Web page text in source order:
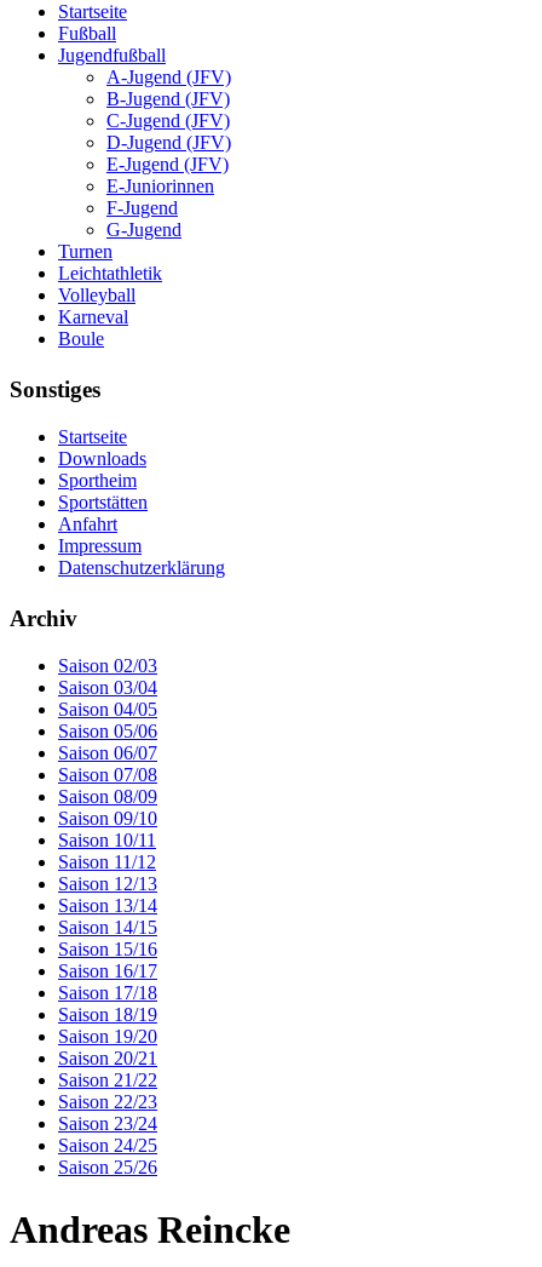
Startseite
Fußball
Jugendfußball
A-Jugend (JFV)
B-Jugend (JFV)
C-Jugend (JFV)
D-Jugend (JFV)
E-Jugend (JFV)
E-Juniorinnen
F-Jugend
G-Jugend
Turnen
Leichtathletik
Volleyball
Karneval
Boule
Sonstiges
Startseite
Downloads
Sportheim
Sportstätten
Anfahrt
Impressum
Datenschutzerklärung
Archiv
Saison 02/03
Saison 03/04
Saison 04/05
Saison 05/06
Saison 06/07
Saison 07/08
Saison 08/09
Saison 09/10
Saison 10/11
Saison 11/12
Saison 12/13
Saison 13/14
Saison 14/15
Saison 15/16
Saison 16/17
Saison 17/18
Saison 18/19
Saison 19/20
Saison 20/21
Saison 21/22
Saison 22/23
Saison 23/24
Saison 24/25
Saison 25/26
Andreas Reincke